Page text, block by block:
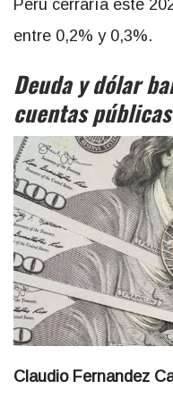
Perú cerraría este
entre 0,2% y 0,3%.
Deuda y dólar
cuentas públicas
Claudio Fernandez